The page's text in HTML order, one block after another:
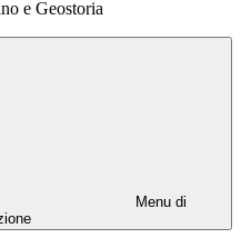
e Geostoria
Menu di